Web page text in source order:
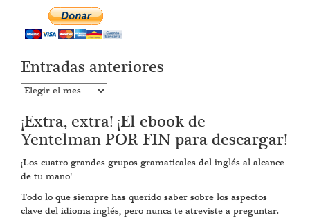
Entradas anteriores
Entradas
¡Extra, extra! ¡El ebook de
Yentelman POR FIN para descargar!
¡Los cuatro grandes grupos gramaticales del inglés al alcance
de tu mano!
Todo lo que siempre has querido saber sobre los aspectos
clave del idioma inglés, pero nunca te atreviste a preguntar.